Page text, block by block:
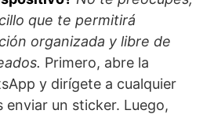
que te permitirá
organizada y libre de
Primero, abre la
y dirígete a cualquier
enviar un sticker. Luego,